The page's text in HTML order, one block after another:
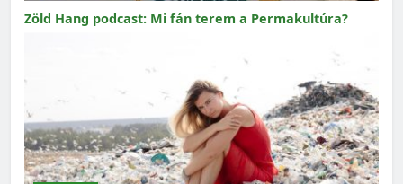
Zöld Hang podcast: Mi fán terem a Permakultúra?